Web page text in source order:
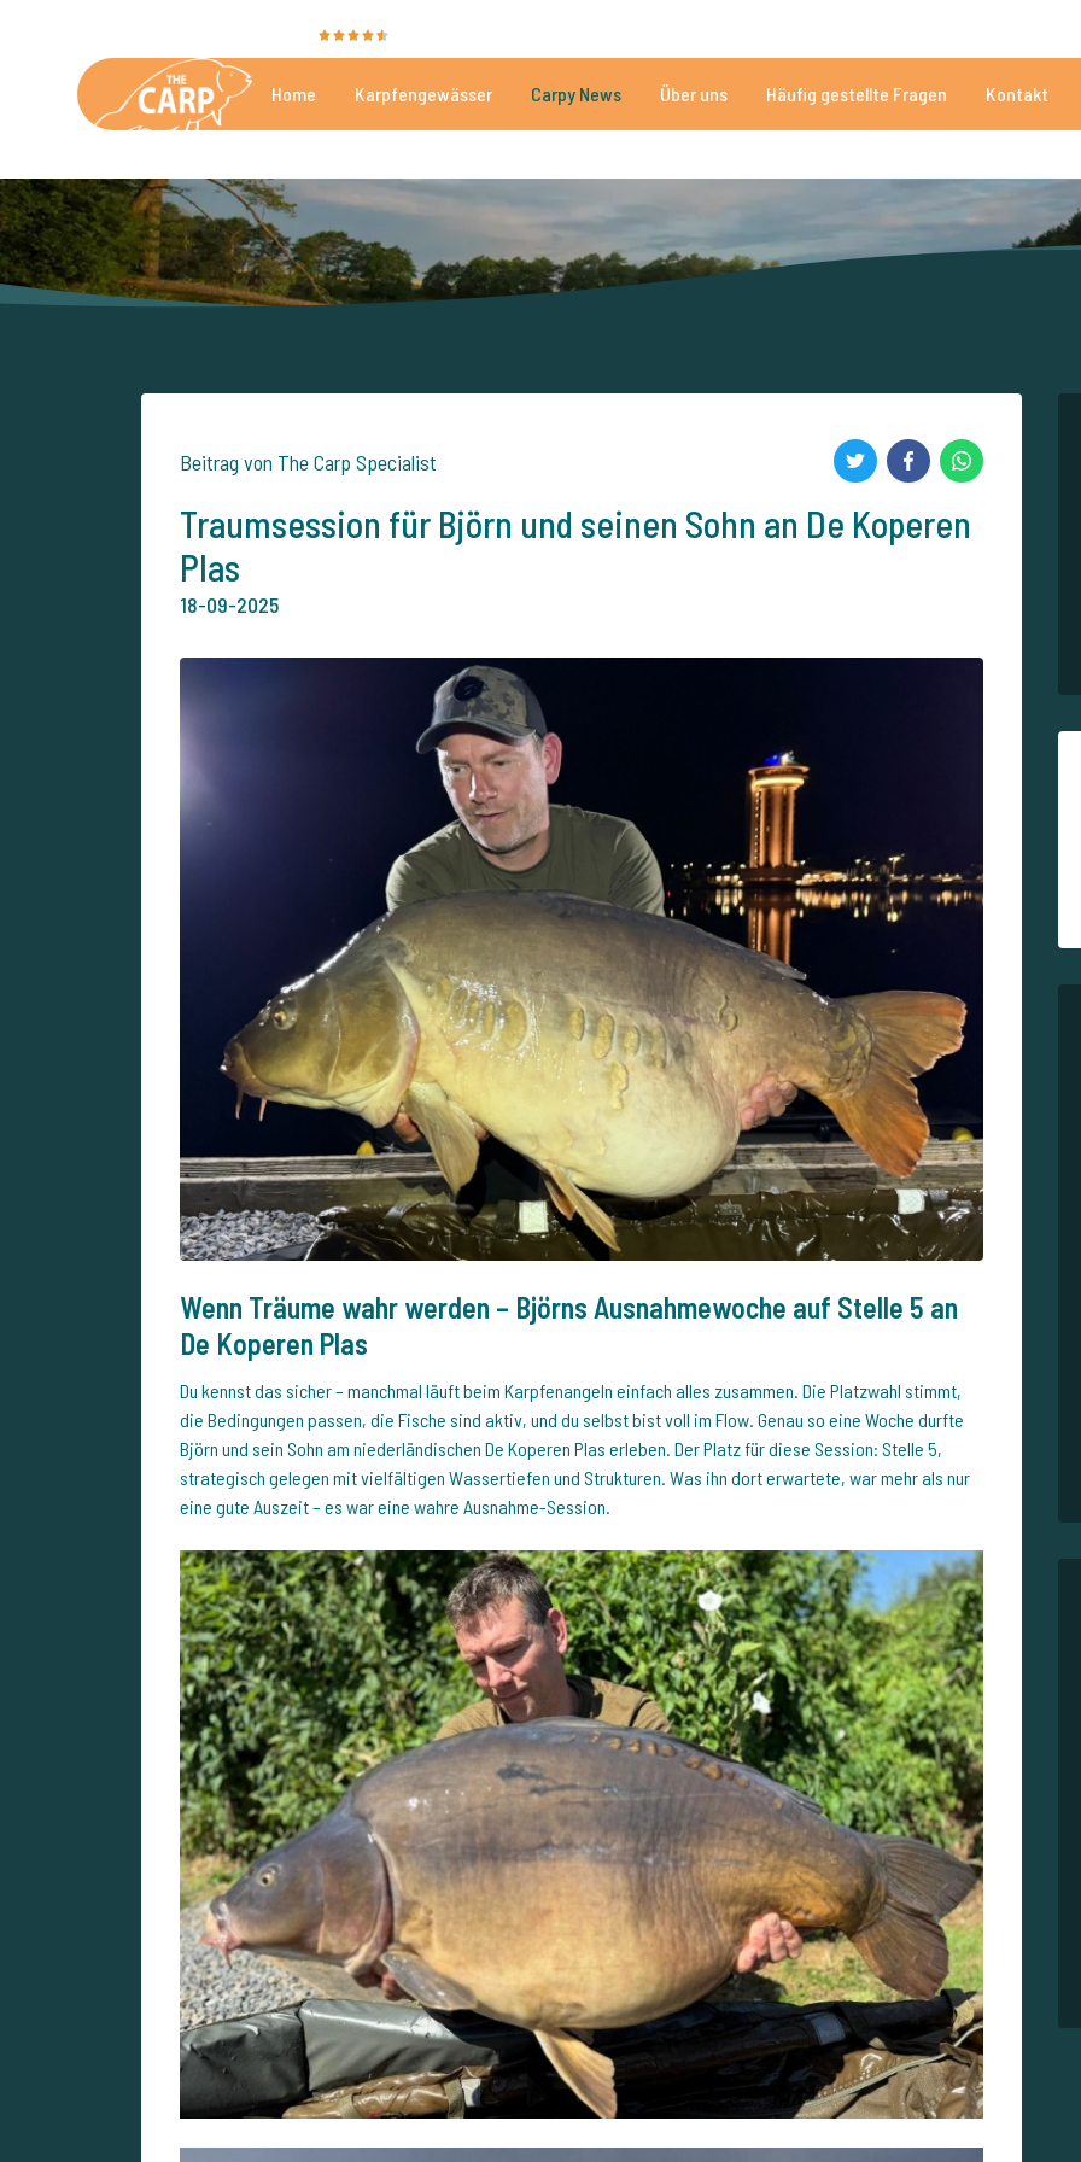
Home Karpfengewässer Carpy News Über uns Häufig gestellte Fragen Kontakt
Beitrag von The Carp Specialist
Traumsession für Björn und seinen Sohn an De Koperen
Plas
18-09-2025
Wenn Träume wahr werden – Björns Ausnahmewoche auf Stelle 5 an
De Koperen Plas
Du kennst das sicher – manchmal läuft beim Karpfenangeln einfach alles zusammen. Die Platzwahl stimmt,
die Bedingungen passen, die Fische sind aktiv, und du selbst bist voll im Flow. Genau so eine Woche durfte
Björn und sein Sohn am niederländischen De Koperen Plas erleben. Der Platz für diese Session: Stelle 5,
strategisch gelegen mit vielfältigen Wassertiefen und Strukturen. Was ihn dort erwartete, war mehr als nur
eine gute Auszeit – es war eine wahre Ausnahme-Session.